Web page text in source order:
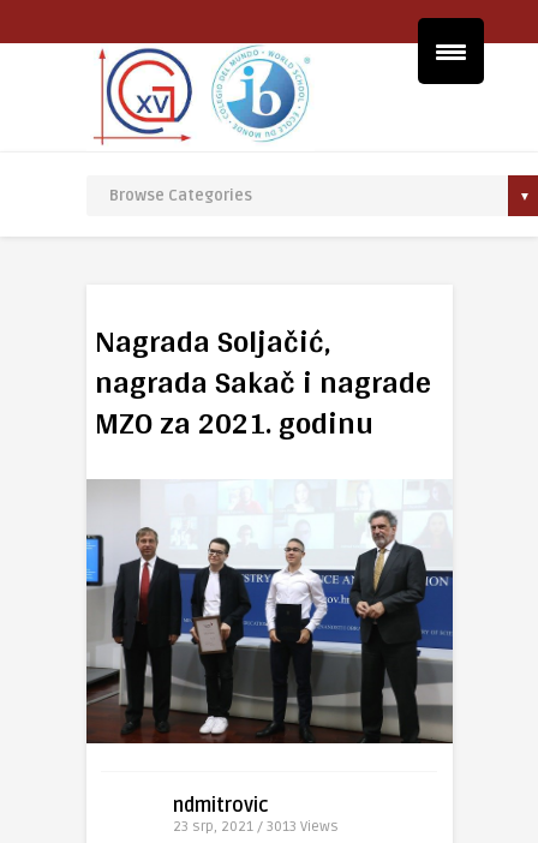
Nagrada Soljačić,
nagrada Sakač i nagrade
MZO za 2021. godinu
ndmitrovic
23 srp, 2021 / 3013 Views